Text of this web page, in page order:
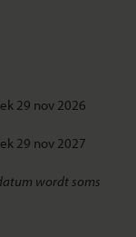
29 nov 2026
29 nov 2027
wordt soms